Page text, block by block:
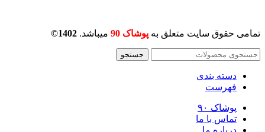
تمامی حقوق سایت متعلق به پوشاک 90 میباشد. 1402©
جستجو
دسته بندی
فهرست
پوشاک ۹۰
تماس با ما
درباره ما